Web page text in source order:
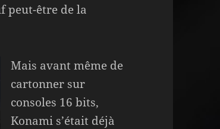
peut-être de la
Mais avant même de
cartonner sur
consoles 16 bits,
Konami s’était déjà